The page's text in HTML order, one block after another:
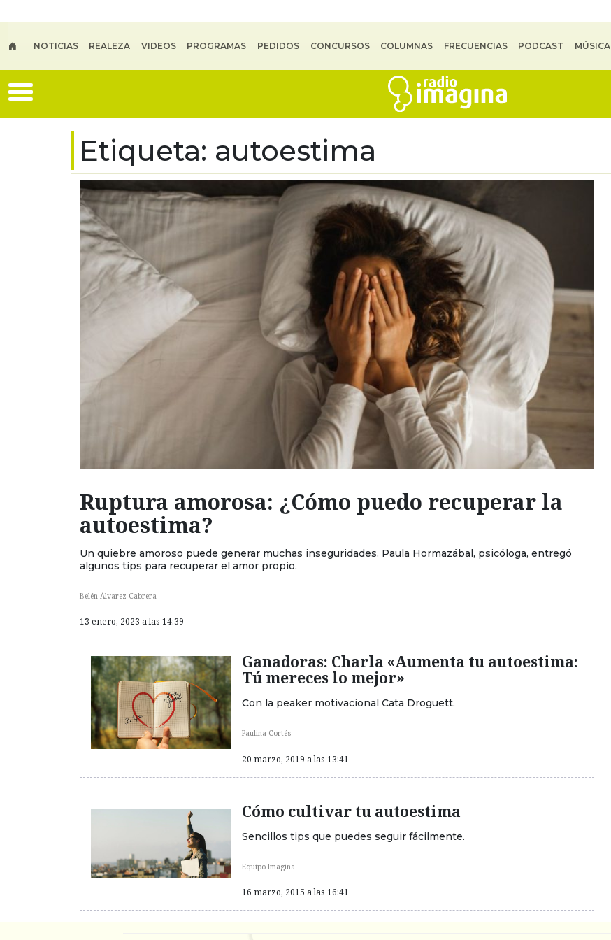
NOTICIAS REALEZA VIDEOS PROGRAMAS PEDIDOS CONCURSOS COLUMNAS FRECUENCIAS PODCAST MÚSICA
Etiqueta: autoestima
Ruptura amorosa: ¿Cómo puedo recuperar la
autoestima?
Un quiebre amoroso puede generar muchas inseguridades. Paula Hormazábal, psicóloga, entregó
algunos tips para recuperar el amor propio.
Belén Álvarez Cabrera
13 enero, 2023 a las 14:39
Ganadoras: Charla «Aumenta tu autoestima:
Tú mereces lo mejor»
Con la peaker motivacional Cata Droguett.
Paulina Cortés
20 marzo, 2019 a las 13:41
Cómo cultivar tu autoestima
Sencillos tips que puedes seguir fácilmente.
Equipo Imagina
16 marzo, 2015 a las 16:41